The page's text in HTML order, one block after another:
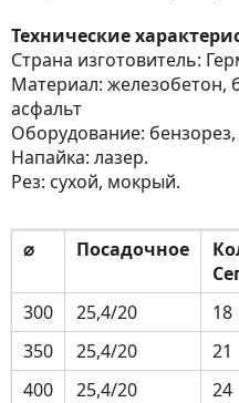
Технические
Страна изготовитель:
Материал: железобетон,
асфальт
Оборудование:
Напайка: лазер.
Рез: сухой, мокрый.
⌀ Посадочное
300
25,4/20 18
350
25,4/20 21
400
25,4/20 24